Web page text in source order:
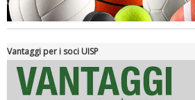
Vantaggi per i soci UISP